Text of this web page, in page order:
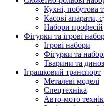
Кухні, побутова
Касові апарати,
Набори професій
Фігурки та ігрові
Ігрові набори
Фігурки та
Тварини та
Іграшковий транспорт
Металеві моделі
Спецтехніка
Авто-мото